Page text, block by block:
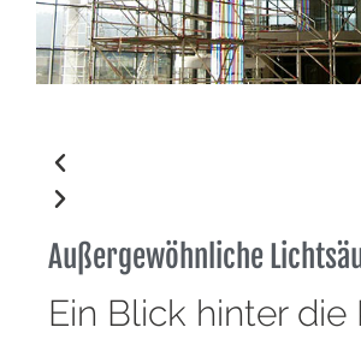
Außergewöhnliche
Ein Blick hinter die